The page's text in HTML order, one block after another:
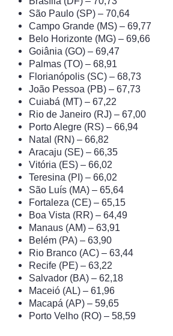
São Paulo (SP) – 70,64
Campo Grande (MS) – 69,77
Belo Horizonte (MG) – 69,66
Goiânia (GO) – 69,47
Palmas (TO) – 68,91
Florianópolis (SC) – 68,73
João Pessoa (PB) – 67,73
Cuiabá (MT) – 67,22
Rio de Janeiro (RJ) – 67,00
Porto Alegre (RS) – 66,94
Natal (RN) – 66,82
Aracaju (SE) – 66,35
Vitória (ES) – 66,02
Teresina (PI) – 66,02
São Luís (MA) – 65,64
Fortaleza (CE) – 65,15
Boa Vista (RR) – 64,49
Manaus (AM) – 63,91
Belém (PA) – 63,90
Rio Branco (AC) – 63,44
Recife (PE) – 63,22
Salvador (BA) – 62,18
Maceió (AL) – 61,96
Macapá (AP) – 59,65
Porto Velho (RO) – 58,59